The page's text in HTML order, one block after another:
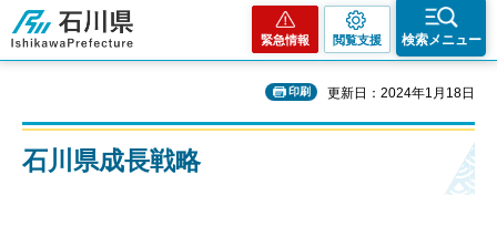
石川県
緊急情報 閲覧支援 検索メニュー
印刷 更新日：2024年1月18日
石川県成長戦略